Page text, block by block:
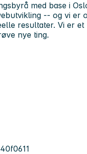
med base i
-- og vi er
resultater. Vi er
nye ting.